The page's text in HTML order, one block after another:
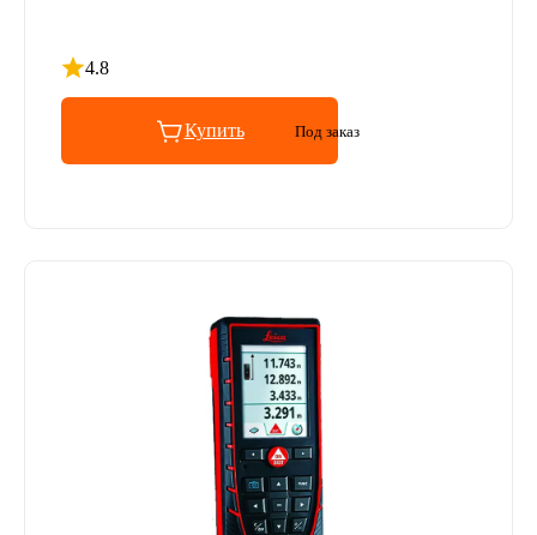
4.8
Рейтинг 4.8 из 5
Купить Под заказ